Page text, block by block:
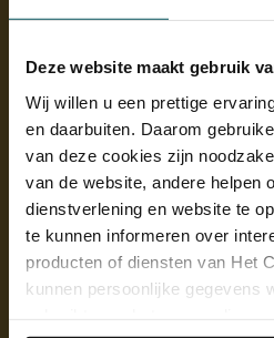
Deze website maakt gebruik
Wij willen u een prettige
en daarbuiten. Daarom
van deze cookies zijn
van de website, andere helpen
dienstverlening en website te
te kunnen informeren over
producten of diensten van Het
kunnen persoonlijke gegevens
Rachmaninoff.’